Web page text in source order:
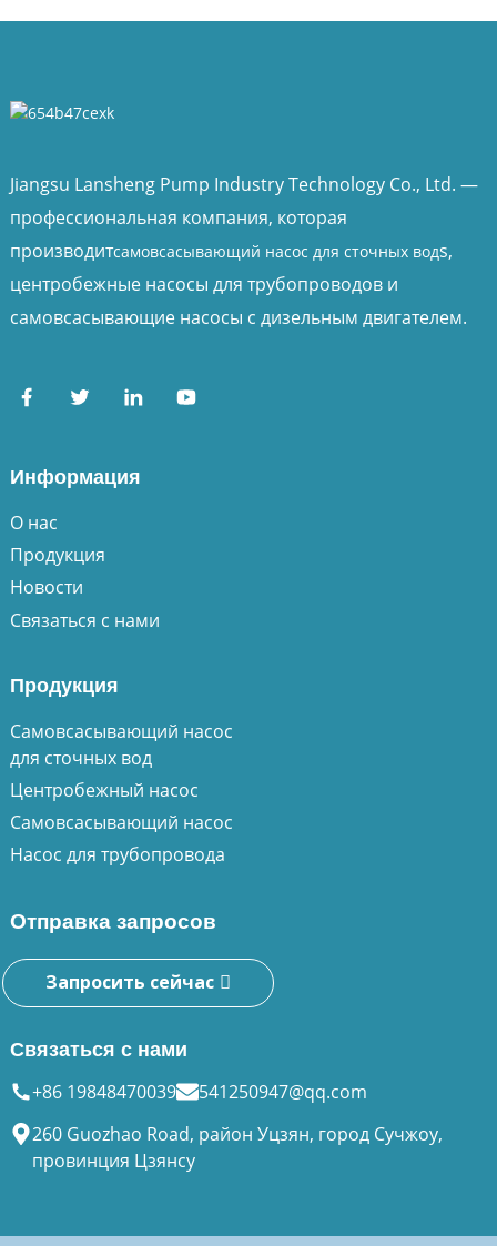
Jiangsu Lansheng Pump Industry Technology Co., Ltd. —
профессиональная компания, которая
производитсамовсасывающий насос для сточных водs,
центробежные насосы для трубопроводов и
самовсасывающие насосы с дизельным двигателем.
Информация
О нас
Продукция
Новости
Связаться с нами
Продукция
Самовсасывающий насос
для сточных вод
Центробежный насос
Самовсасывающий насос
Насос для трубопровода
Отправка запросов
Запросить сейчас
Связаться с нами
+86 19848470039
541250947@qq.com
260 Guozhao Road, район Уцзян, город Сучжоу,
провинция Цзянсу